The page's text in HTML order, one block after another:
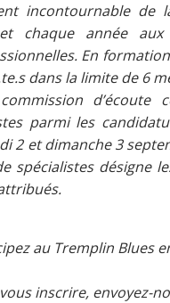
incontournable de
chaque année
En
dans la limite de 6
d’écoute
parmi les
2 et dimanche 3
spécialistes désigne
au Tremplin Blues
inscrire, envoyez-